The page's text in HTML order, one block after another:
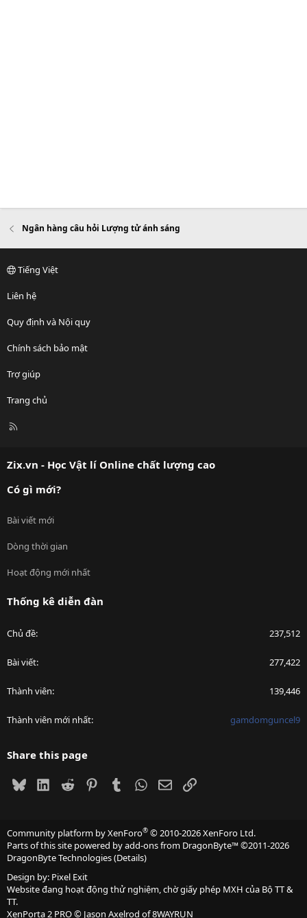
Ngân hàng câu hỏi Lượng tử ánh sáng
Tiếng Việt
Liên hệ
Quy định và Nội quy
Chính sách bảo mật
Trợ giúp
Trang chủ
R
Zix.vn - Học Vật lí Online chất lượng cao
Có gì mới?
Bài viết mới
Dòng thời gian
Hoạt động mới nhất
Thống kê diễn đàn
Chủ đề 237,512
Bài viết 277,422
Thành viên 139,446
Thành viên mới nhất gamdomguncel9
Share this page
BlueskyLinkedIn
Reddit PinterestTumblrWhatsApp
EmailLink
Community platform by XenForo® © 2010-2026 XenForo Ltd.
Parts of this site powered byadd-ons from DragonByte™©2011-2026
DragonByte Technologies(Details)
Design by: Pixel Exit
Website đang hoạt động thử nghiệm, chờ giấy phép MXH của Bộ TT &
TT.
XenPorta 2 PRO© Jason Axelrod of8WAYRUN